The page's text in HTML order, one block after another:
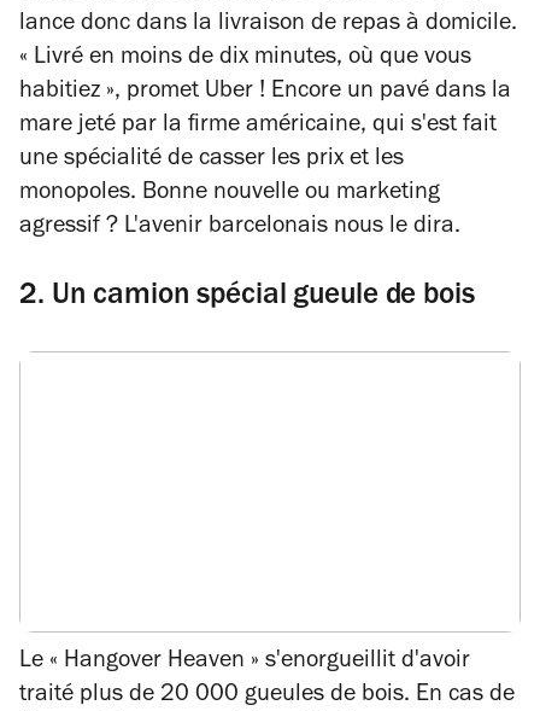
lance donc dans la livraison de repas à domicile.
« Livré en moins de dix minutes, où que vous
habitiez », promet Uber ! Encore un pavé dans la
mare jeté par la firme américaine, qui s'est fait
une spécialité de casser les prix et les
monopoles. Bonne nouvelle ou marketing
agressif ? L'avenir barcelonais nous le dira.
2. Un camion spécial gueule de bois
Le « Hangover Heaven » s'enorgueillit d'avoir
traité plus de 20 000 gueules de bois. En cas de